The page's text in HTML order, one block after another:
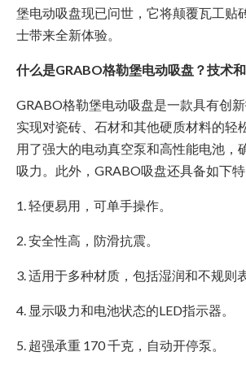
堡电动吸盘现已问世，它将颠覆瓦工贴
士带来全新体验。
什么是GRABO格勒堡电动吸盘？技术
GRABO格勒堡电动吸盘是一款具有创
实现对瓷砖、石材和其他硬质材料的轻
用了强大的电动真空泵和高性能电池，
吸力。此外，GRABO吸盘还具备如下特
1. 轻便易用，可单手操作。
2. 安全性高，防滑抗震。
3. 适用于多种材质，包括湿润和不规则
4. 显示吸力和电池状态的LED指示器。
5. 超强承重 170 千克，自动开停泵。